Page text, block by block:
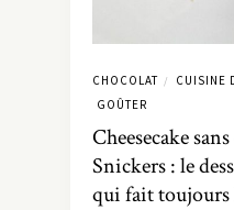
CHOCOLAT / CUISINE
GOÛTER
Cheesecake
Snickers : le
qui fait toujours